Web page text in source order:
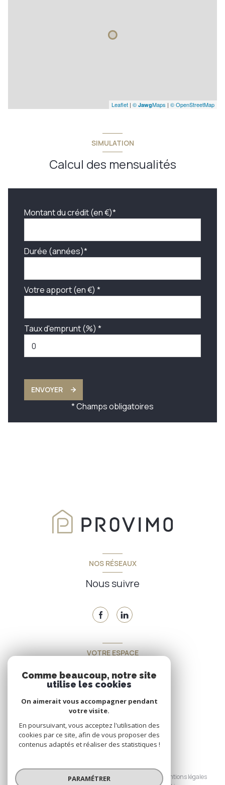
Leaflet | © JawgMaps | © OpenStreetMap
SIMULATION
Calcul des mensualités
Montant du crédit (en €)*
Durée (années)*
Votre apport (en €) *
Taux d'emprunt (%) *
ENVOYER
* Champs obligatoires
NOS RÉSEAUX
Nous suivre
VOTRE ESPACE
Espace propriétaire
SE CONNECTER
Nos honoraires
Nos partenaires
Mentions légales
Comme beaucoup, notre site
utilise les cookies
On aimerait vous accompagner pendant
votre visite.
En poursuivant, vous acceptez l'utilisation des
cookies par ce site, afin de vous proposer des
contenus adaptés et réaliser des statistiques !
PARAMÉTRER